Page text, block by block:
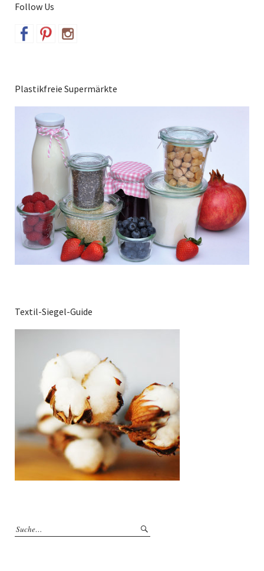
Follow Us
Plastikfreie Supermärkte
Textil-Siegel-Guide